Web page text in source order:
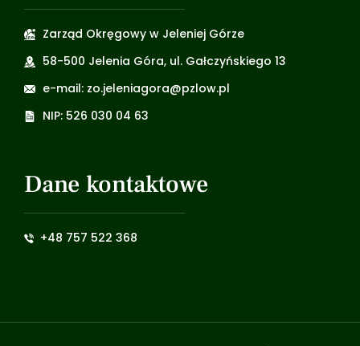
Zarząd Okręgowy w Jeleniej Górze
58-500 Jelenia Góra, ul. Gałczyńskiego 13
e-mail: zo.jeleniagora@pzlow.pl
NIP: 526 030 04 63
Dane kontaktowe
+48 757 522 368